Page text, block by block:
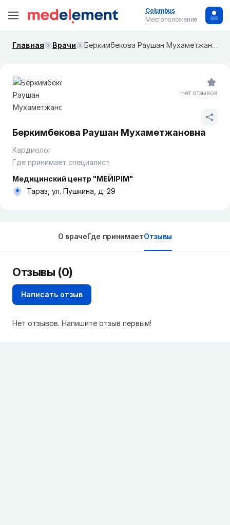
Columbus
Местоположение
Главная Врачи Беркимбекова Раушан Мухаметжановна
Беркимбекова Раушан Мухаметжановна
Кардиолог
Где принимает специалист
Медицинский центр "МЕЙІРІМ"
Тараз, ул. Пушкина, д. 29
Нет отзывов
О врачеГде принимаетОтзывы
Отзывы (0)
Написать отзыв
Нет отзывов. Напишите отзыв первым!